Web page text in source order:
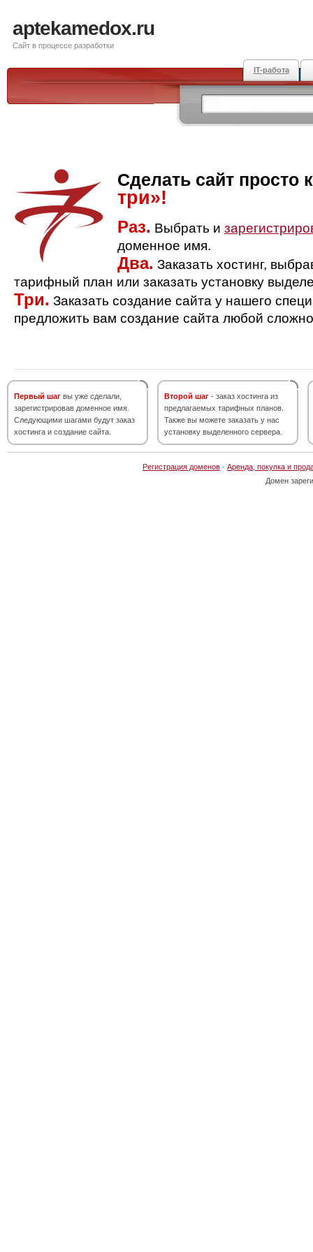
aptekamedox.ru
Сайт в процессе разработки
IT-работа
Сделать сайт просто
три»!
Раз. Выбрать и
доменное имя.
Два. Заказать хостинг,
тарифный план или заказать установку
Три. Заказать создание сайта у нашего
предложить вам создание сайта любой
Первый шаг вы уже сделали,
зарегистрировав доменное имя.
Следующими шагами будут заказ
хостинга и создание сайта.
Второй шаг - заказ хостинга из
предлагаемых тарифных планов.
Также вы можете заказать у нас
установку выделенного сервера.
Регистрация доменов · Аренда, покупка и
Домен